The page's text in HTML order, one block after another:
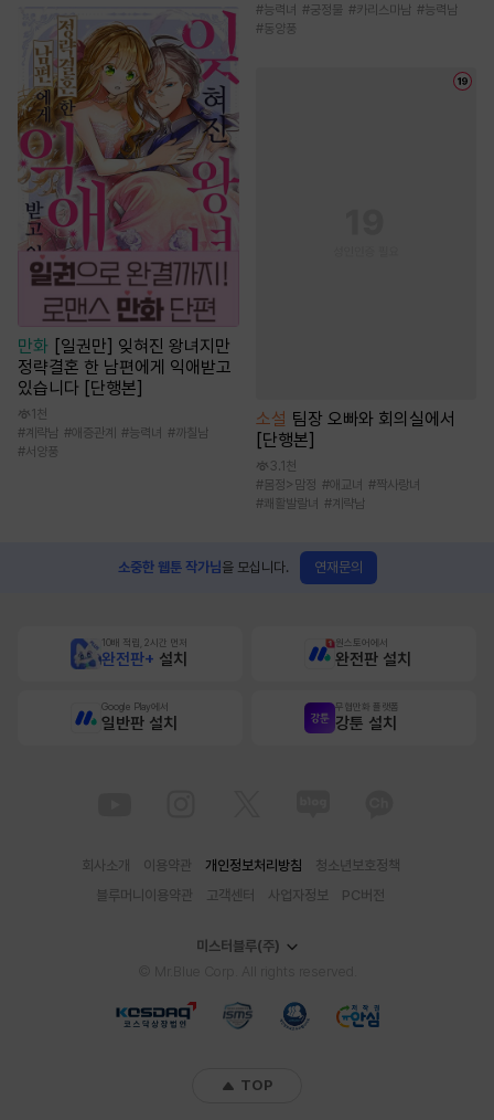
만화 [일권만] 잊혀진 왕녀지만
정략결혼 한 남편에게 익애받고
있습니다 [단행본]
1천
# 계략남 #애증관계 #능력녀 #까칠남
#서양풍
#능력녀 #궁정물 #카리스마남 #능력남
#동양풍
소설 팀장 오빠와 회의실에서
[단행본]
3.1천
#몸정>맘정 #애교녀 #짝사랑녀
#쾌활발랄녀 #계략남
소중한 웹툰 작가님을 모십니다. 연재문의
10배 적립, 2시간 먼저
완전판+ 설치
원스토어에서
완전판 설치
Google Play에서
일반판 설치
무협만화 플랫폼
강툰 설치
회사소개 이용약관 개인정보처리방침
청소년보호정책
블루머니이용약관
고객센터 사업자정보 PC버전
미스터블루(주)
TOP